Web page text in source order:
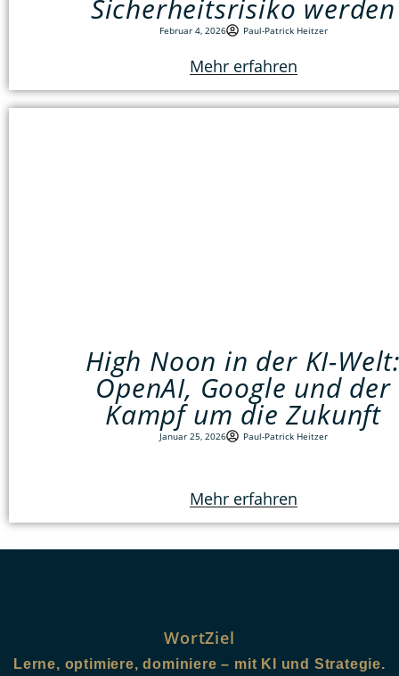
Sicherheitsrisiko werden
Februar 4, 2026 Paul-Patrick Heitzer
Mehr erfahren
High Noon in der KI-
OpenAI, Google und der
Kampf um die Zukunft
Januar 25, 2026 Paul-Patrick Heitzer
Mehr erfahren
WortZiel
Lerne, optimiere, dominiere – mit KI und Strategie.